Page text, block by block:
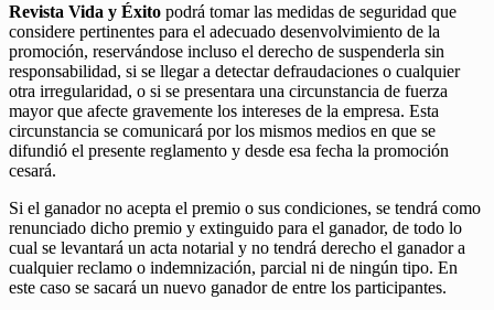
Revista Vida y Éxito podrá tomar las medidas de seguridad que
considere pertinentes para el adecuado desenvolvimiento de la
promoción, reservándose incluso el derecho de suspenderla sin
responsabilidad, si se llegar a detectar defraudaciones o cualquier
otra irregularidad, o si se presentara una circunstancia de fuerza
mayor que afecte gravemente los intereses de la empresa. Esta
circunstancia se comunicará por los mismos medios en que se
difundió el presente reglamento y desde esa fecha la promoción
cesará.
Si el ganador no acepta el premio o sus condiciones, se tendrá como
renunciado dicho premio y extinguido para el ganador, de todo lo
cual se levantará un acta notarial y no tendrá derecho el ganador a
cualquier reclamo o indemnización, parcial ni de ningún tipo. En
este caso se sacará un nuevo ganador de entre los participantes.